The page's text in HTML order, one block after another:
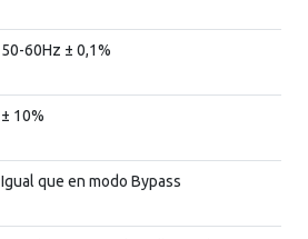
50-60Hz ± 0,1%
± 10%
Igual que en modo Bypass